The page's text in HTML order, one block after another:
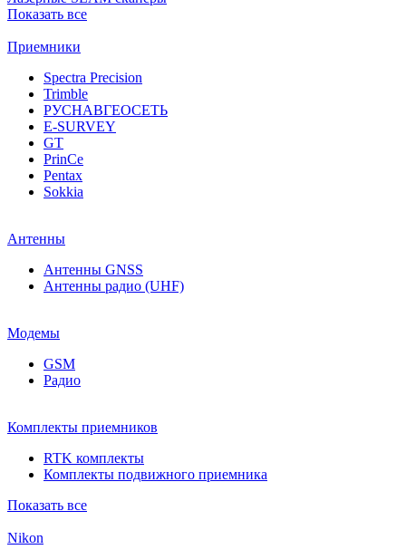
Показать все
Приемники
Spectra Precision
Trimble
РУСНАВГЕОСЕТЬ
E-SURVEY
GT
PrinCe
Pentax
Sokkia
Антенны
Антенны GNSS
Антенны радио (UHF)
Модемы
GSM
Радио
Комплекты приемников
RTK комплекты
Комплекты подвижного приемника
Показать все
Nikon